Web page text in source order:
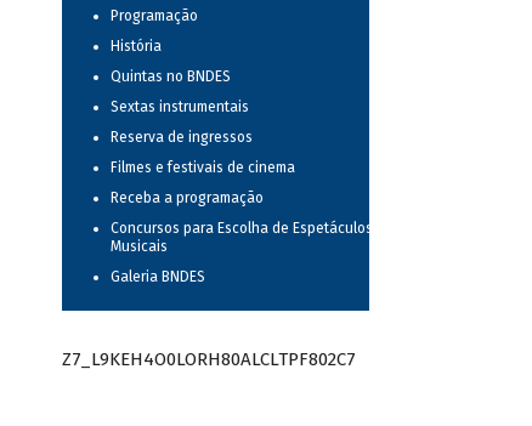
Programação
História
Quintas no BNDES
Sextas instrumentais
Reserva de ingressos
Filmes e festivais de cinema
Receba a programação
Concursos para Escolha de Espetáculos
Musicais
Galeria BNDES
Z7_L9KEH4O0LORH80ALCLTPF802C7